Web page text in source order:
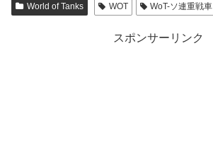
World of Tanks WOT WoT-ソ連重戦車
スポンサーリンク